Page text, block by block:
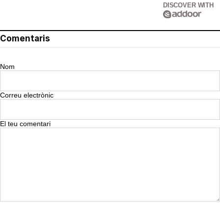
DISCOVER WITH
Comentaris
Nom
Correu electrònic
El teu comentari